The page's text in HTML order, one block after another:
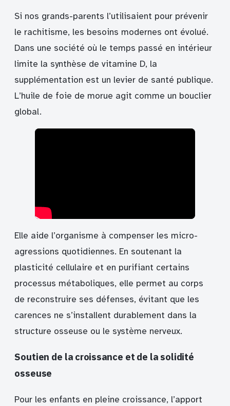
Si nos grands-parents l’utilisaient pour prévenir
le rachitisme, les besoins modernes ont évolué.
Dans une société où le temps passé en intérieur
limite la synthèse de vitamine D, la
supplémentation est un levier de santé publique.
L’huile de foie de morue agit comme un bouclier
global.
Elle aide l’organisme à compenser les micro-
agressions quotidiennes. En soutenant la
plasticité cellulaire et en purifiant certains
processus métaboliques, elle permet au corps
de reconstruire ses défenses, évitant que les
carences ne s’installent durablement dans la
structure osseuse ou le système nerveux.
Soutien de la croissance et de la solidité
osseuse
Pour les enfants en pleine croissance, l’apport